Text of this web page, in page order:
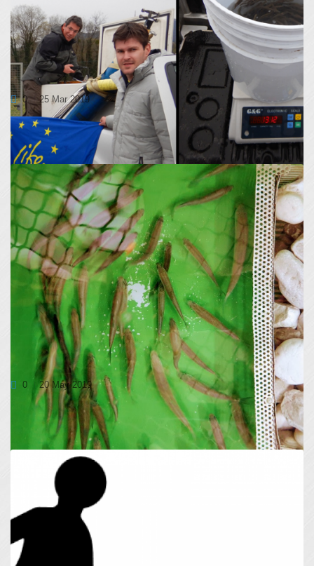
10.000 PRIMORSKIH PODUSTI V SLOVENIJI
0 25 Mar 2019
V mesecu marcu smo uspešno prepeljali 11.000 mladic
primorskih podusti iz Italije v Slovenijo. Trenutno se...
DOČAKALI PRVO USPEŠNO DRST
0 20 May 2019
V začetku maja smo že v prvem poskusu simulacije drstnih
pogojev s pospešenim vodnim tokom in...